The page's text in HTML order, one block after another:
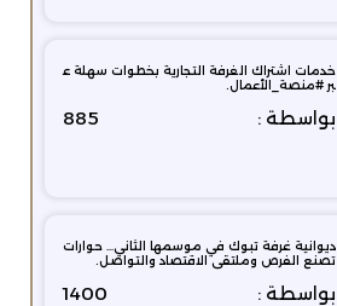
خدمات اشتراك الغرفة التجارية بخطوات سهلة ع
بر #منصة_الأعمال.
بواسطة : 885
ديوانية غرفة تبوك في موسمها الثاني… حوارات
تصنع الفرص وملتقى الاقتصاد والتواصل.
بواسطة : 1400